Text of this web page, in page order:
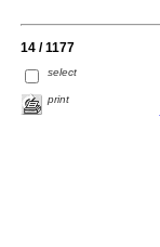
14 / 1177
select
print